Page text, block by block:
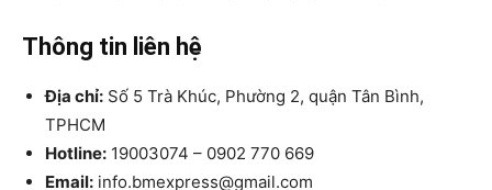
Thông tin liên hệ
Địa chỉ: Số 5 Trà Khúc, Phường 2, quận Tân Bình,
TPHCM
Hotline: 19003074 – 0902 770 669
Email: info.bmexpress@gmail.com